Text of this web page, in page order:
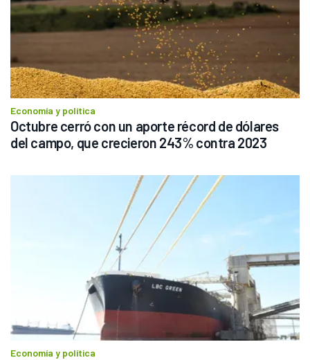
Economía y política
Octubre cerró con un aporte récord de dólares
del campo, que crecieron 243% contra 2023
Economía y política